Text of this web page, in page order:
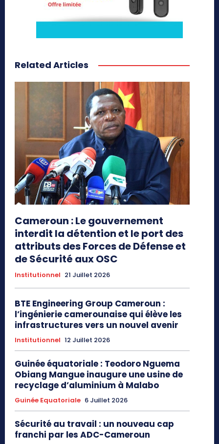
Related Articles
Cameroun : Le gouvernement
interdit la détention et le port des
attributs des Forces de Défense et
de Sécurité aux OSC
Institutionnel 21 Juillet 2026
BTE Engineering Group Cameroun :
l’ingénierie camerounaise qui élève les
infrastructures vers un nouvel avenir
Institutionnel 12 Juillet 2026
Guinée équatoriale : Teodoro Nguema
Obiang Mangue inaugure une usine de
recyclage d’aluminium à Malabo
Guinée Equatoriale 6 Juillet 2026
Sécurité au travail : un nouveau cap
franchi par les ADC-Cameroun